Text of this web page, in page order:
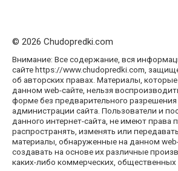
© 2026 Chudopredki.com
Внимание: Все содержание, вся
сайте https://www.chudopredki.com,
об авторских правах. Материалы, которые
данном web-сайте, нельзя
форме без предварительного разрешения
администрации сайта. Пользователи и
данного интернет-сайта, не имеют права
распространять, изменять или
материалы, обнаруженные на данном
создавать на основе их различные
каких-либо коммерческих, общественных